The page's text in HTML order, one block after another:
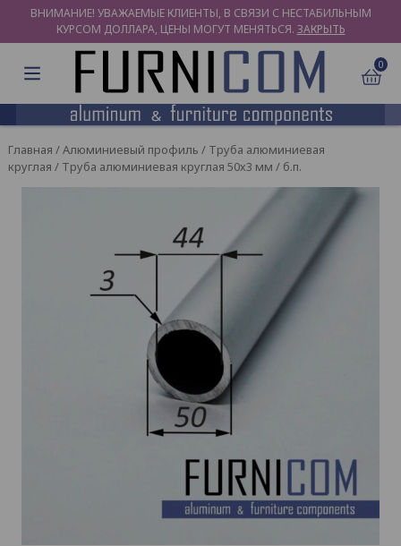
ВНИМАНИЕ! УВАЖАЕМЫЕ КЛИЕНТЫ, В СВЯЗИ С НЕСТАБИЛЬНЫМ
КУРСОМ ДОЛЛАРА, ЦЕНЫ МОГУТ МЕНЯТЬСЯ. ЗАКРЫТЬ
0
Главная /Алюминиевый профиль / Труба алюминиевая
круглая / Труба алюминиевая круглая 50х3 мм / б.п.